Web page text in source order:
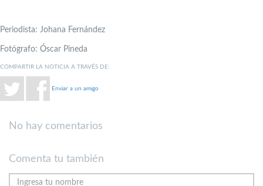
Periodista: Johana Fernández
Fotógrafo: Óscar Pineda
COMPARTIR LA NOTICIA A TRAVÉS DE:
Enviar a un amigo
No hay comentarios
Comenta tu también